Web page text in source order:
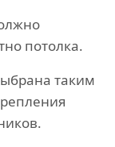
потолка.
таким